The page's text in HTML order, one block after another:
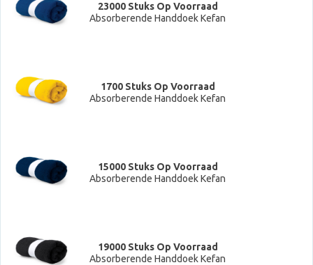
23000 Stuks Op Voorraad
Absorberende Handdoek Kefan
1700 Stuks Op Voorraad
Absorberende Handdoek Kefan
15000 Stuks Op Voorraad
Absorberende Handdoek Kefan
19000 Stuks Op Voorraad
Absorberende Handdoek Kefan